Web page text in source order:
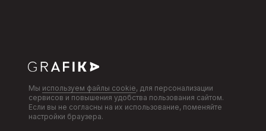
Мы используем файлы cookie, для персонализации
сервисов и повышения удобства пользования сайтом.
Если вы не согласны на их использование, поменяйте
настройки браузера.